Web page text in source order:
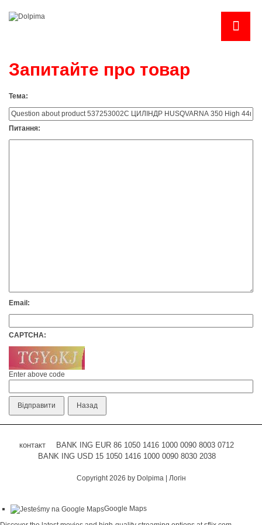
Запитайте про товар
Тема:
Питання:
Email:
CAPTCHA:
Enter above code
контакт
BANK ING EUR 86 1050 1416 1000 0090 8003 0712
BANK ING USD 15 1050 1416 1000 0090 8030 2038
Copyright 2026 by Dolpima| Логін
Google Maps